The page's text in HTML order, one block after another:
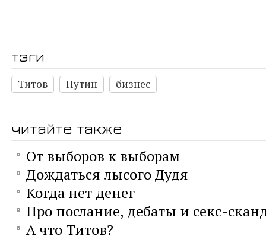
тэги
Титов Путин бизнес
читайте также
От выборов к выборам
Дождаться лысого Дудя
Когда нет денег
Про послание, дебаты и секс-
А что Титов?